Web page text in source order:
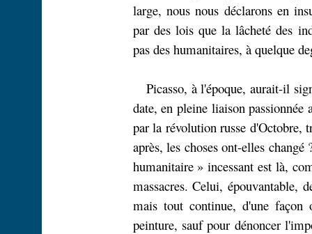
large, nous nous déclarons en
par des lois que la lâcheté des
pas des humanitaires, à quelque
Picasso, à l'époque, aurait-il
date, en pleine liaison passionnée
par la révolution russe d'Octobre,
après, les choses ont-elles
humanitaire » incessant est là,
massacres. Celui, épouvantable,
mais tout continue, d'une
peinture, sauf pour dénoncer